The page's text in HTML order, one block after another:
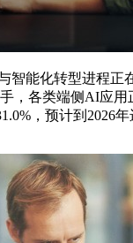
智能化转型进程
各类端侧AI应用
，预计到2026